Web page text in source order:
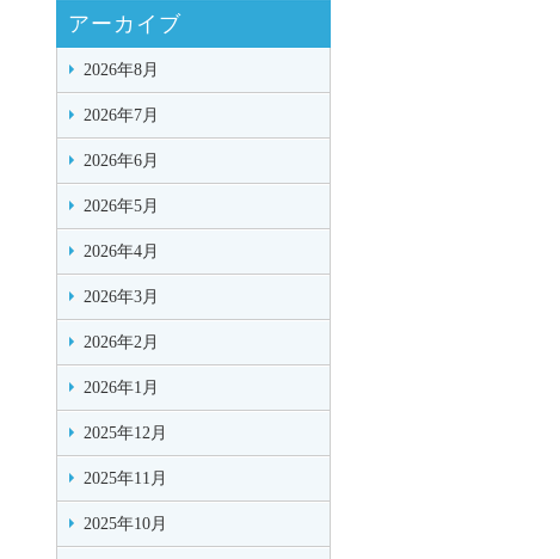
アーカイブ
2026年8月
2026年7月
2026年6月
2026年5月
2026年4月
2026年3月
2026年2月
2026年1月
2025年12月
2025年11月
2025年10月